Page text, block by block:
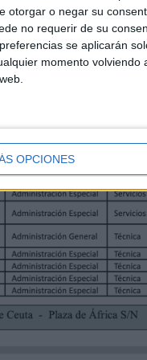
otorgar o negar su
no requerir de su
se aplicarán
momento
OPCIONES
salud animal;1 cabo
(2 turnos
industrial, 1
1 sargento de
y técnico superior en